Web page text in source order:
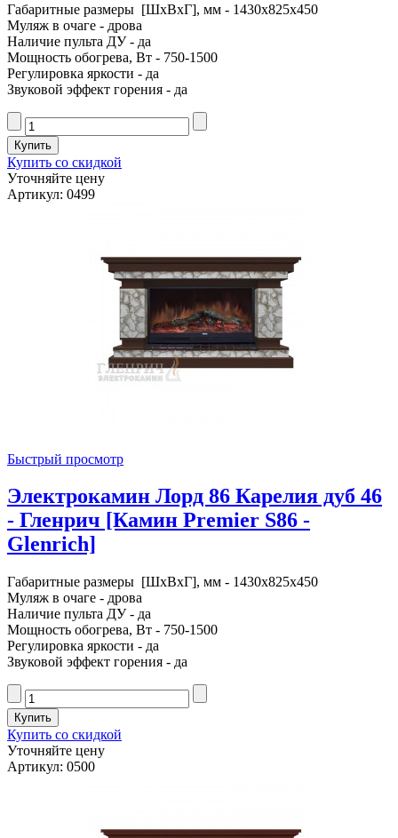
Габаритные размеры [ШxВxГ], мм - 1430x825x450
Муляж в очаге - дрова
Наличие пульта ДУ - да
Мощность обогрева, Вт - 750-1500
Регулировка яркости - да
Звуковой эффект горения - да
Купить со скидкой
Уточняйте цену
Артикул: 0499
Быстрый просмотр
Электрокамин Лорд 86 Карелия дуб 46
- Гленрич [Камин Premier S86 -
Glenrich]
Габаритные размеры [ШxВxГ], мм - 1430x825x450
Муляж в очаге - дрова
Наличие пульта ДУ - да
Мощность обогрева, Вт - 750-1500
Регулировка яркости - да
Звуковой эффект горения - да
Купить со скидкой
Уточняйте цену
Артикул: 0500